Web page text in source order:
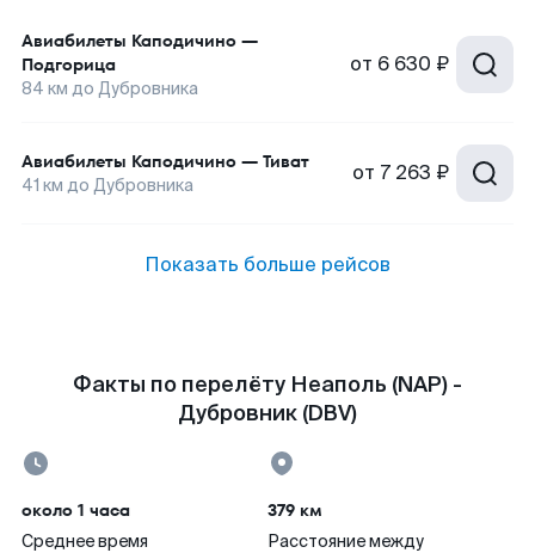
Авиабилеты Каподичино —
Подгорица
84 км до Дубровника
от 6 630 ₽
Авиабилеты Каподичино — Тиват
41 км до Дубровника от 7 263 ₽
Показать больше рейсов
Факты по перелёту Неаполь (NAP) -
Дубровник (DBV)
около 1 часа
Среднее время
379 км
Расстояние между